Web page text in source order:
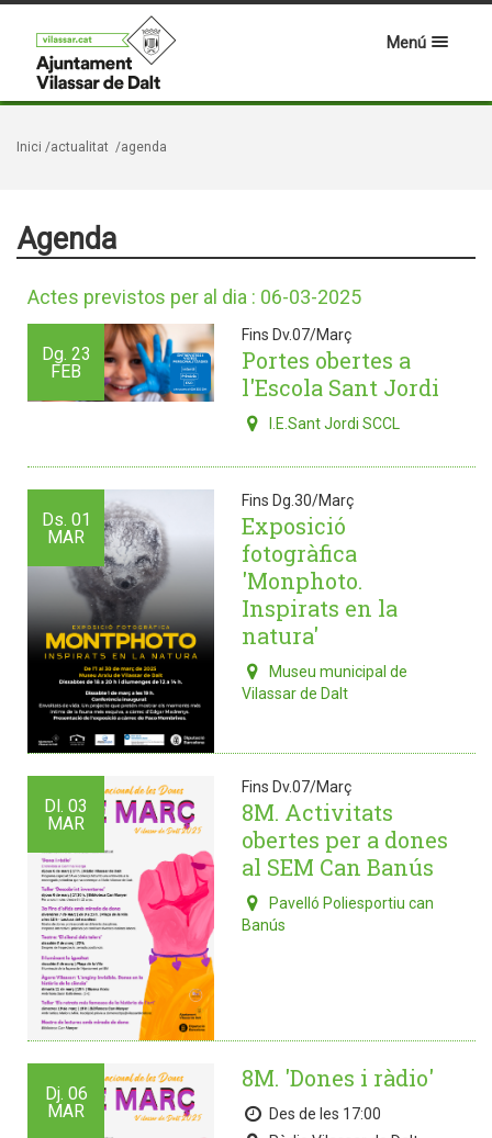
Menú
Inici /actualitat /agenda
Agenda
Actes previstos per al dia : 06-03-2025
Dg. 23
FEB
Fins Dv.07/Març
Portes obertes a
l'Escola Sant Jordi
I.E.Sant Jordi SCCL
Ds. 01
MAR
Fins Dg.30/Març
Exposició
fotogràfica
'Monphoto.
Inspirats en la
natura'
Museu municipal de
Vilassar de Dalt
Dl. 03
MAR
Fins Dv.07/Març
8M. Activitats
obertes per a dones
al SEM Can Banús
Pavelló Poliesportiu can
Banús
Dj. 06
MAR
8M. 'Dones i ràdio'
Des de les 17:00